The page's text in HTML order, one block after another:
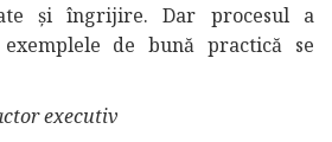
și îngrijire. Dar procesul a
de bună practică se
executiv